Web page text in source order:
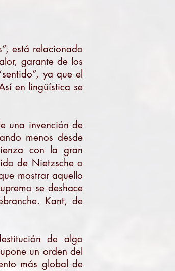
está relacionado
garante de los
ya que el
en lingüística se
una invención de
menos desde
con la gran
de Nietzsche o
mostrar aquello
se deshace
Kant, de
de algo
un orden del
más global de